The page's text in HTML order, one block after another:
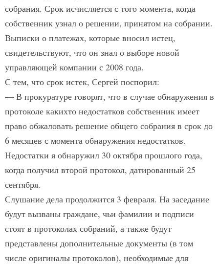
собрания. Срок исчисляется с того момента, когда
собственник узнал о решении, принятом на собрании.
Выписки о платежах, которые вносил истец,
свидетельствуют, что он знал о выборе новой
управляющей компании с 2008 года.
С тем, что срок истек, Сергей поспорил:
— В прокуратуре говорят, что в случае обнаружения в
протоколе каких­то недостатков собственник имеет
право обжаловать решение общего собрания в срок до
6 месяцев с момента обнаружения недостатков.
Недостатки я обнаружил 30 октября прошлого года,
когда получил второй протокол, датированный 25
сентября.
Слушание дела продолжится 3 февраля. На заседание
будут вызваны граждане, чьи фамилии и подписи
стоят в протоколах собраний, а также будут
представлены дополнительные документы (в том
числе оригиналы протоколов), необходимые для